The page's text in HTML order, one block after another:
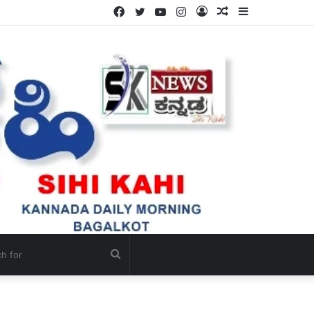
ಸೌಜನ್ಯ. Sidebar
Random
Log
Instagram
YouTube
Twitter
Facebook
Search